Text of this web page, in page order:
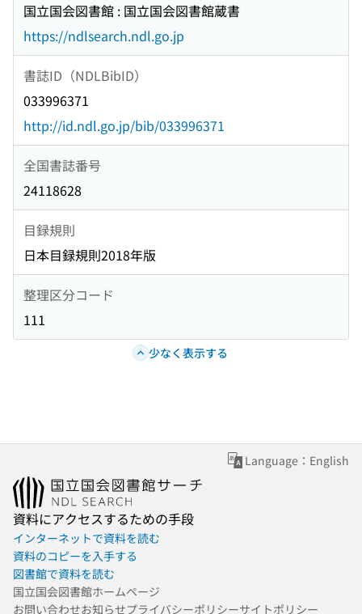
国立国会図書館 : 国立国会図書館蔵書
https://ndlsearch.ndl.go.jp
書誌ID（NDLBibID）
033996371
http://id.ndl.go.jp/bib/033996371
全国書誌番号
24118628
目録規則
日本目録規則2018年版
整理区分コード
111
少なく表示する
Language：English
資料にアクセスするための手段
インターネットで資料を読む
資料のコピーを入手する
図書館で資料を読む
国立国会図書館ホームページ
お問い合わせお知らせプライバシーポリシーサイトポリシー